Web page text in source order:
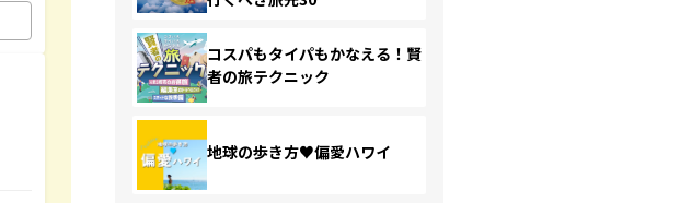
コスパもタイパもかなえる！賢
者の旅テクニック
地球の歩き方♥偏愛ハワイ